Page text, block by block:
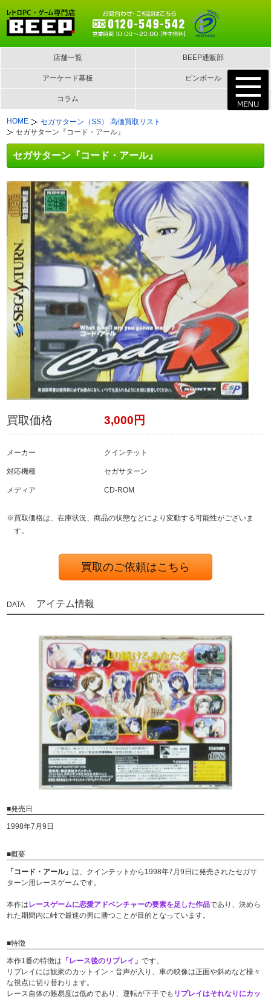
店舗一覧 BEEP通販部
アーケード基板 ピンボール
コラム
HOME
セガサターン（SS） 高価買取リスト
セガサターン『コード・アール』
セガサターン『コード・アール』
買取価格 3,000円
メーカー クインテット
対応機種 セガサターン
メディア CD-ROM
※買取価格は、在庫状況、商品の状態などにより変動する可能性がございま
す。
買取のご依頼はこちら
アイテム情報
■発売日
1998年7月9日
■概要
「コード・アール」は、クインテットから1998年7月9日に発売されたセガサ
ターン用レースゲームです。
本作はレースゲームに恋愛アドベンチャーの要素を足した作品であり、決めら
れた期間内に峠で最速の男に勝つことが目的となっています。
■特徴
本作1番の特徴は 「レース後のリプレイ」です。
リプレイには観衆のカットイン・音声が入り、車の映像は正面や斜めなど様々
な視点に切り替わります。
レース自体の難易度は低めであり、運転が下手でも リプレイはそれなりにカッ